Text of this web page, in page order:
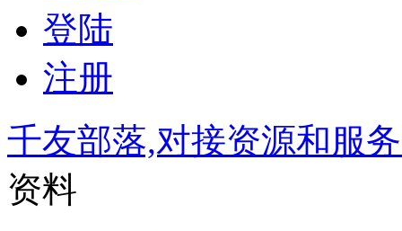
登陆
注册
千友部落,对接资源和服
资料